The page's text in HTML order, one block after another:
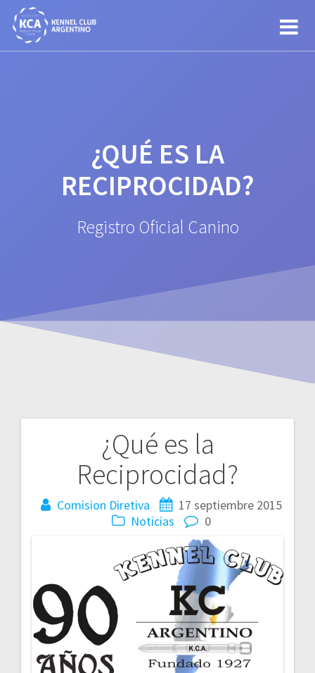
¿QUÉ ES LA
RECIPROCIDAD?
Registro Oficial Canino
¿Qué es la
Reciprocidad?
Comision Diretiva
17 septiembre 2015
Noticias
0
Navegación
entradas